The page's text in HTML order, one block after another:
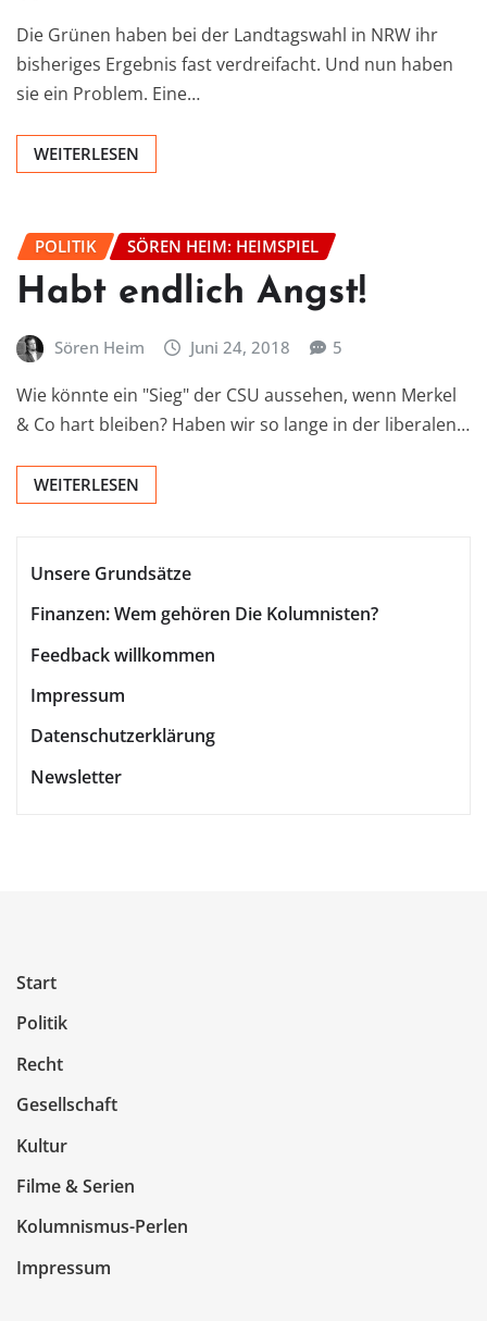
Die Grünen haben bei der Landtagswahl in NRW ihr
bisheriges Ergebnis fast verdreifacht. Und nun haben
sie ein Problem. Eine…
WEITERLESEN
POLITIK SÖREN HEIM: HEIMSPIEL
Habt endlich Angst!
Sören Heim Juni 24, 2018 5
Wie könnte ein "Sieg" der CSU aussehen, wenn Merkel
& Co hart bleiben? Haben wir so lange in der liberalen…
WEITERLESEN
Unsere Grundsätze
Finanzen: Wem gehören Die Kolumnisten?
Feedback willkommen
Impressum
Datenschutzerklärung
Newsletter
Start
Politik
Recht
Gesellschaft
Kultur
Filme & Serien
Kolumnismus-Perlen
Impressum